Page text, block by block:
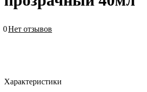
0Нет отзывов
Характеристики